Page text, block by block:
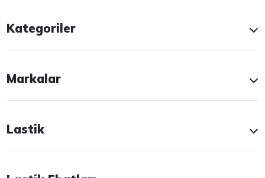
Kategoriler
Markalar
Lastik